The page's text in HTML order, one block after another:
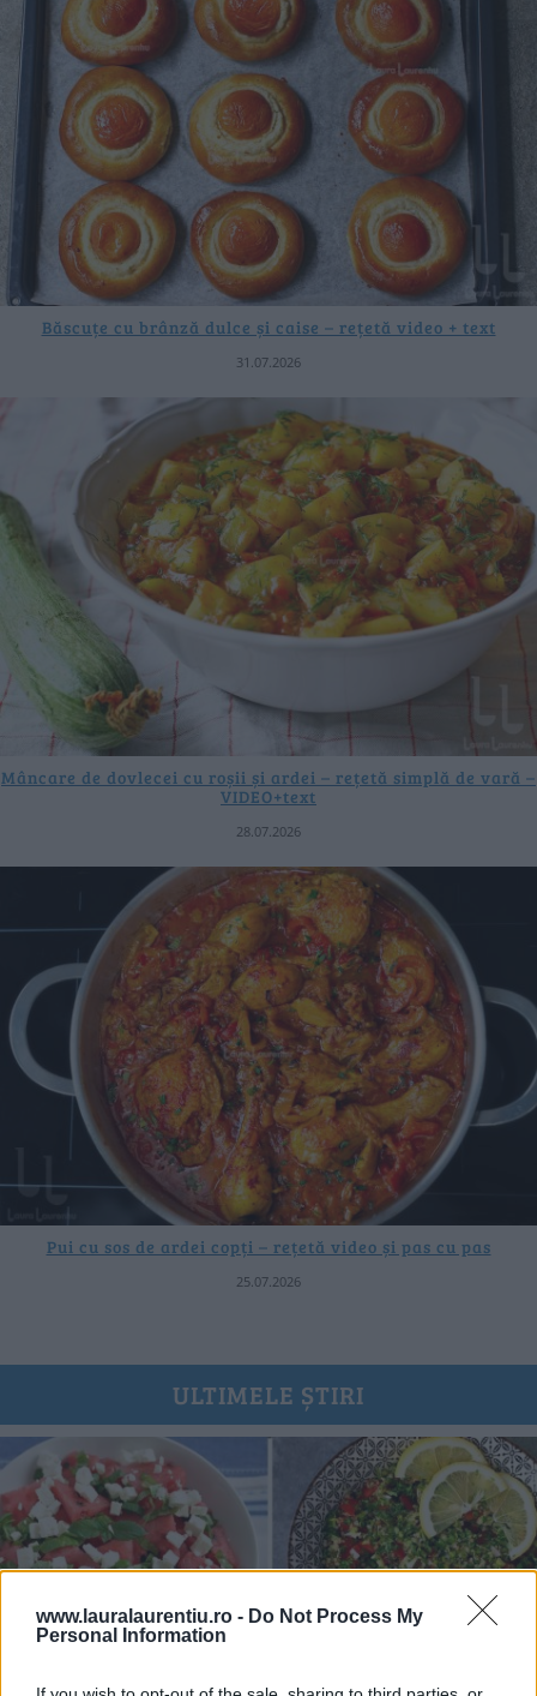
www.lauralaurentiu.ro - Do Not Process My
Personal Information
Băscuțe cu brânză dulce și caise – rețetă video + text
31.07.2026
Mâncare de dovlecei cu roșii și ardei – rețetă simplă de vară –
VIDEO+text
28.07.2026
Pui cu sos de ardei copți – rețetă video și pas cu pas
25.07.2026
ULTIMELE ȘTIRI